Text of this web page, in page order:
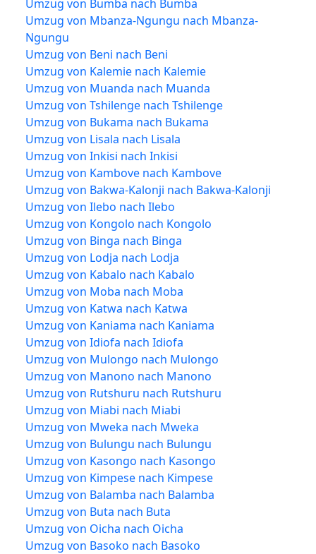
Umzug von Bumba nach Bumba
Umzug von Mbanza-Ngungu nach Mbanza-
Ngungu
Umzug von Beni nach Beni
Umzug von Kalemie nach Kalemie
Umzug von Muanda nach Muanda
Umzug von Tshilenge nach Tshilenge
Umzug von Bukama nach Bukama
Umzug von Lisala nach Lisala
Umzug von Inkisi nach Inkisi
Umzug von Kambove nach Kambove
Umzug von Bakwa-Kalonji nach Bakwa-Kalonji
Umzug von Ilebo nach Ilebo
Umzug von Kongolo nach Kongolo
Umzug von Binga nach Binga
Umzug von Lodja nach Lodja
Umzug von Kabalo nach Kabalo
Umzug von Moba nach Moba
Umzug von Katwa nach Katwa
Umzug von Kaniama nach Kaniama
Umzug von Idiofa nach Idiofa
Umzug von Mulongo nach Mulongo
Umzug von Manono nach Manono
Umzug von Rutshuru nach Rutshuru
Umzug von Miabi nach Miabi
Umzug von Mweka nach Mweka
Umzug von Bulungu nach Bulungu
Umzug von Kasongo nach Kasongo
Umzug von Kimpese nach Kimpese
Umzug von Balamba nach Balamba
Umzug von Buta nach Buta
Umzug von Oicha nach Oicha
Umzug von Basoko nach Basoko